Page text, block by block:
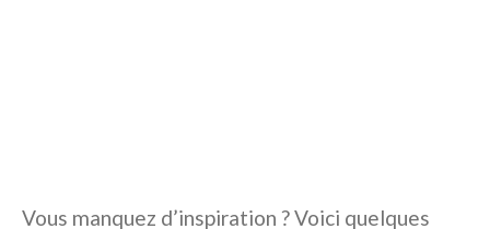
Vous manquez d’inspiration ? Voici quelques